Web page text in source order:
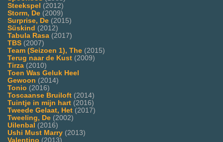
Steekspel (2012)
Storm, De (2009)
Surprise, De (2015)
Süskind (2012)
Tabula Rasa (2017)
TBS (2007)
Team (Seizoen 1), The (2015)
Terug naar de Kust (2009)
Tirza (2010)
Toen Was Geluk Heel
Gewoon (2014)
Tonio (2016)
Toscaanse Bruiloft (2014)
Tuintje in mijn hart (2016)
Tweede Gelaat, Het (2017)
Tweeling, De (2002)
Uilenbal (2016)
Ushi Must Marry (2013)
Valentino (2013)